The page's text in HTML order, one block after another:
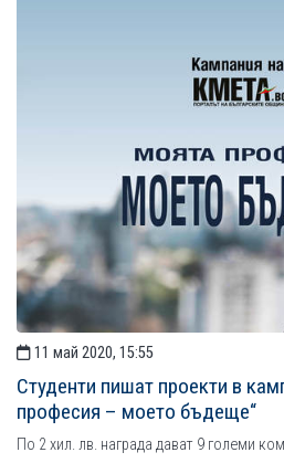
11 май 2020, 15:55
Студенти пишат проекти в
професия – моето бъдеще“
По 2 хил. лв. награда дават 9 големи